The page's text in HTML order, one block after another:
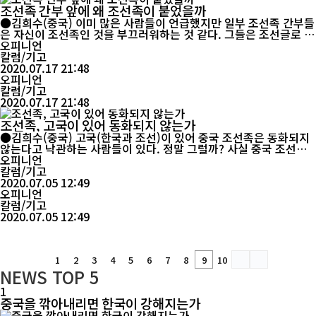
조선족 간부 앞에 왜 조선족이 붙었을까
●김희수(중국) 이미 많은 사람들이 언급했지만 일부 조선족 간부들
은 자신이 조선족인 것을 부끄러워하는 것 같다. 그들은 조선글로 발
언 고를 쓰고 조선말로 발언하면 자신의 문화 수준이 낮아지고 체면
이 깎이고 명예가 손상되는 것처럼 여기고 있다. 반면에 한어로 발언
하면 문화 수준이 높아지고 체면이 서고 명예가 빛나는 것으로 인지
하고 있다. 조선족 간부는 조선족을 위해 일해야 하고 조선족을 대변
하여...
오피니언
칼럼/기고
2020.07.17 21:48
오피니언
칼럼/기고
2020.07.17 21:48
조선족, 고국이 있어 동화되지 않는가
●김희수(중국) 고국(한국과 조선)이 있어 중국 조선족은 동화되지
않는다고 낙관하는 사람들이 있다. 정말 그럴까? 사실 중국 조선족
은 지금 경제, 문화, 언어, 문자, 풍속 습관 등에서 주류 민족에 서서
히 동화되여가고 있다. 농촌에서는 이농현상으로 농촌 경제발전에
서 가장 중요한 땅을 지키지 못하면서 우리 삶의 터전을 잃어가고 있
다. 도시에서도 조선족의 민영경제는 매우 취약하다. 물론 대도시에
는 비교적...
오피니언
칼럼/기고
2020.07.05 12:49
오피니언
칼럼/기고
2020.07.05 12:49
1 2 3 4 5 6 7 8 9 10
NEWS TOP 5
1
중국을 깎아내리면 한국이 강해지는가